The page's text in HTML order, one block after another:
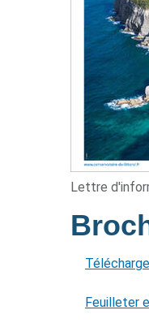
Lettre
Feuilleter